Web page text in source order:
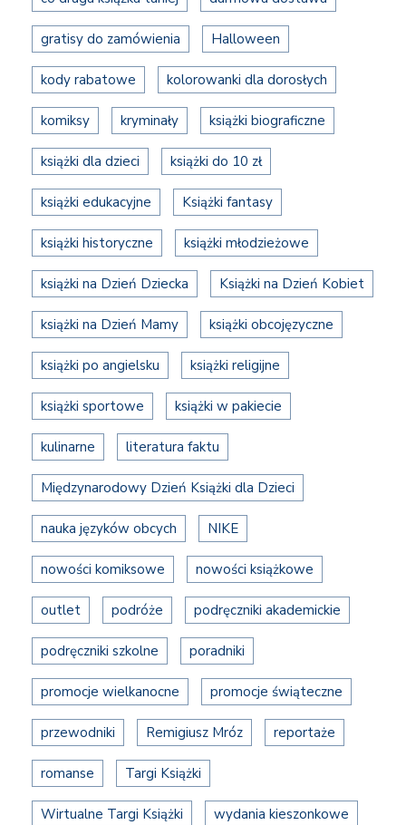
gratisy do zamówienia Halloween
kody rabatowe kolorowanki dla dorosłych
komiksy kryminały książki biograficzne
książki dla dzieci książki do 10 zł
książki edukacyjne Książki fantasy
książki historyczne książki młodzieżowe
książki na Dzień Dziecka Książki na Dzień Kobiet
książki na Dzień Mamy książki obcojęzyczne
książki po angielsku książki religijne
książki sportowe książki w pakiecie
kulinarne literatura faktu
Międzynarodowy Dzień Książki dla Dzieci
nauka języków obcych NIKE
nowości komiksowe nowości książkowe
outlet podróże podręczniki akademickie
podręczniki szkolne poradniki
promocje wielkanocne promocje świąteczne
przewodniki Remigiusz Mróz reportaże
romanse Targi Książki
Wirtualne Targi Książki wydania kieszonkowe